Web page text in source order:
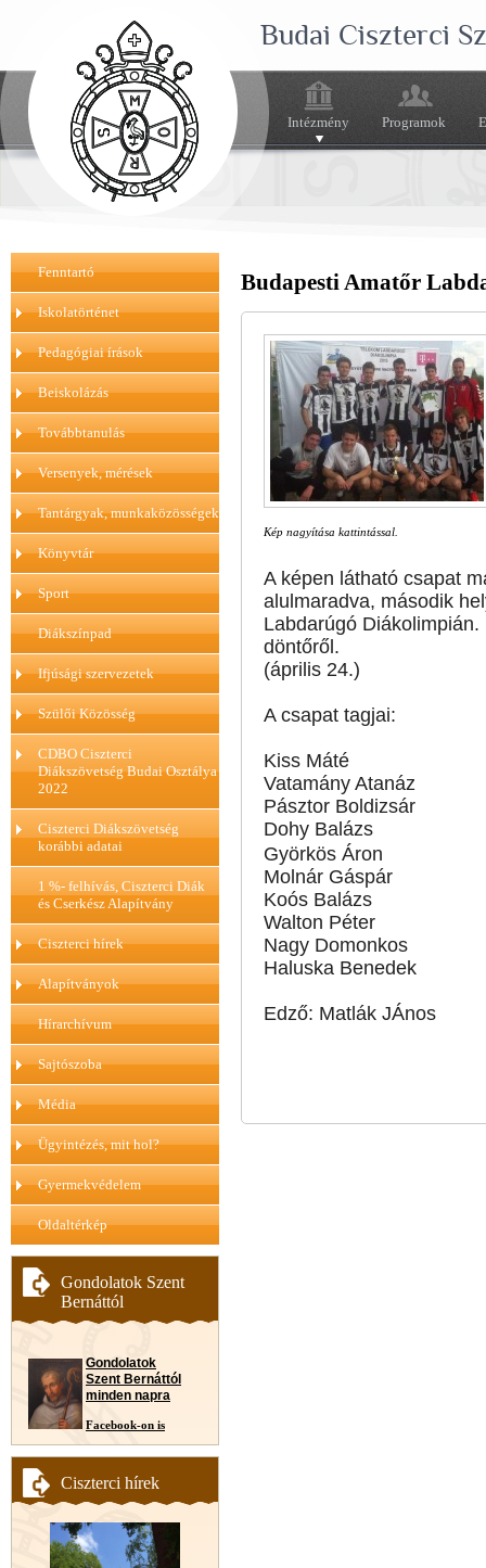
Budai Ciszterci
Intézmény Programok
Fenntartó
Iskolatörténet
Pedagógiai írások
Beiskolázás
Továbbtanulás
Versenyek, mérések
Tantárgyak, munkaközösségek
Könyvtár
Sport
Diákszínpad
Ifjúsági szervezetek
Szülői Közösség
CDBO Ciszterci
Diákszövetség Budai Osztálya
2022
Ciszterci Diákszövetség
korábbi adatai
1 %- felhívás, Ciszterci Diák
és Cserkész Alapítvány
Ciszterci hírek
Alapítványok
Hírarchívum
Sajtószoba
Média
Ügyintézés, mit hol?
Gyermekvédelem
Oldaltérkép
Gondolatok Szent
Bernáttól
Gondolatok
Szent Bernáttól
minden napra
Facebook-on is
Ciszterci hírek
Budapesti Amatőr
Kép nagyítása kattintással.
A képen látható csapat
alulmaradva, második
Labdarúgó
döntőről.
(április 24.)
A csapat tagjai:
Kiss Máté
Vatamány Atanáz
Pásztor Boldizsár
Dohy Balázs
Györkös Áron
Molnár Gáspár
Koós Balázs
Walton Péter
Nagy Domonkos
Haluska Benedek
Edző: Matlák JÁnos